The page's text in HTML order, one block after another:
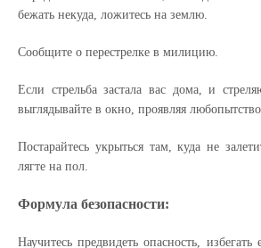
бежать некуда, ложитесь на землю.
Сообщите о перестрелке в милицию.
Если стрельба застала вас дома, и
выглядывайте в окно, проявляя
Постарайтесь укрыться там, куда не
лягте на пол.
Формула безопасности:
Научитесь предвидеть опасность,